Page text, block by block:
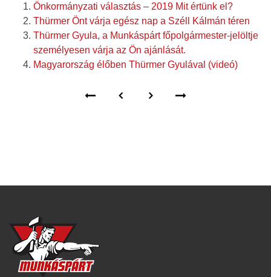
Önkormányzati választás – 2019 Mit értünk el?
Thürmer Önt várja egész nap a Széll Kálmán téren
Thürmer Gyula, a Munkáspárt főpolgármester-jelöltje
személyesen várja az Ön ajánlását.
Magyarország élőben Thürmer Gyulával (videó)